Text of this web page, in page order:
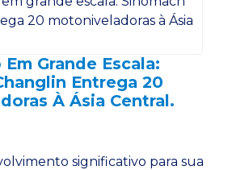
Grande Escala:
Entrega 20
À Ásia Central.
significativo para sua